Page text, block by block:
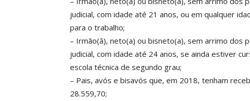
judicial, com idade até 21 anos, ou em qualquer
para o trabalho;
– Irmão(â), neto(a) ou bisneto(a), sem arrimo dos
judicial, com idade até 24 anos, se ainda estiver
escola técnica de segundo grau;
– Pais, avós e bisavós que, em 2018, tenham
28.559,70;